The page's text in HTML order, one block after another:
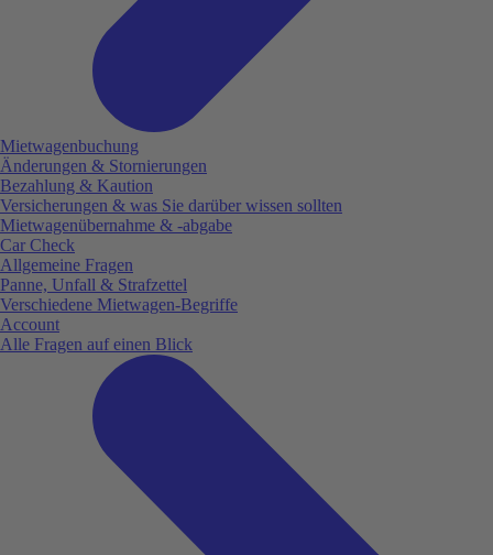
Mietwagenbuchung
Änderungen & Stornierungen
Bezahlung & Kaution
Versicherungen & was Sie darüber wissen sollten
Mietwagenübernahme & -abgabe
Car Check
Allgemeine Fragen
Panne, Unfall & Strafzettel
Verschiedene Mietwagen-Begriffe
Account
Alle Fragen auf einen Blick